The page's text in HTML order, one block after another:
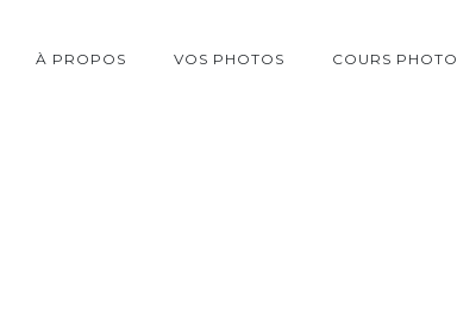
À PROPOS VOS PHOTOS COURS PHOTO